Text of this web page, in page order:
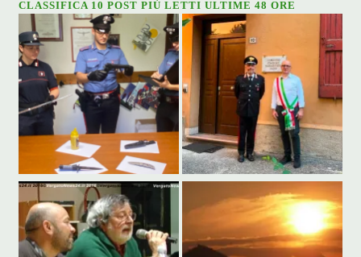
CLASSIFICA 10 POST PIÙ LETTI ULTIME 48 ORE